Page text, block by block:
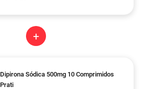
+
Dipirona Sódica 500mg 10 Comprimidos
Prati